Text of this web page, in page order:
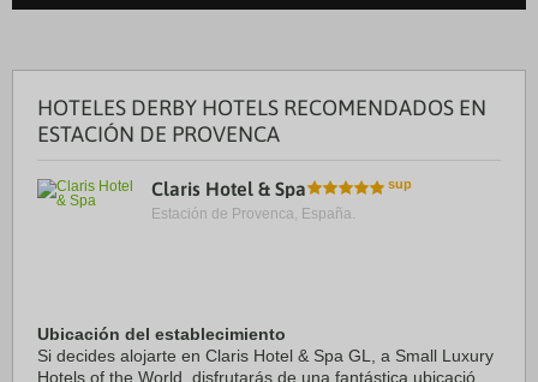
HOTELES DERBY HOTELS RECOMENDADOS EN
ESTACIÓN DE PROVENCA
Claris Hotel & Spa
Estación de Provenca, España.
Ubicación del establecimiento
Si decides alojarte en Claris Hotel & Spa GL, a Small Luxury
Hotels of the World, disfrutarás de una fantástica ubicación